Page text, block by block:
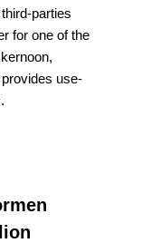
parties
for one of the
use-